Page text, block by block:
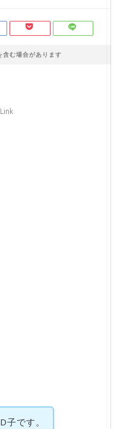
含む場合があります
子です。